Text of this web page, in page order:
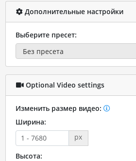
Дополнительные настройки
Выберите пресет:
Optional Video settings
Изменить размер видео:
Ширина:
px
Высота: